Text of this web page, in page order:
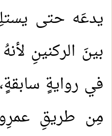
يدعَه حتى
بينَ الركنينِ
في روايةٍ
مِن طريقِ